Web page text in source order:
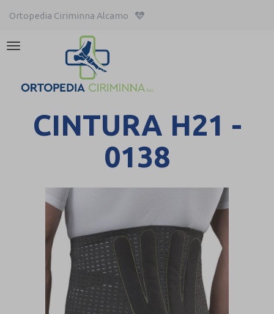
Ortopedia Ciriminna Alcamo
Attiva/disattiva
CINTURA H21 -
0138